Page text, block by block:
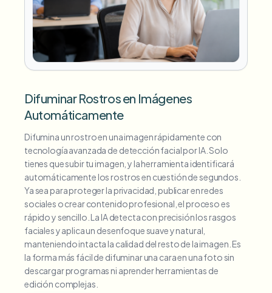
Difuminar Rostros en Imágenes
Automáticamente
Difumina un rostro en una imagen rápidamente con
tecnología avanzada de detección facial por IA. Solo
tienes que subir tu imagen, y la herramienta identificará
automáticamente los rostros en cuestión de segundos.
Ya sea para proteger la privacidad, publicar en redes
sociales o crear contenido profesional, el proceso es
rápido y sencillo. La IA detecta con precisión los rasgos
faciales y aplica un desenfoque suave y natural,
manteniendo intacta la calidad del resto de la imagen. Es
la forma más fácil de difuminar una cara en una foto sin
descargar programas ni aprender herramientas de
edición complejas.